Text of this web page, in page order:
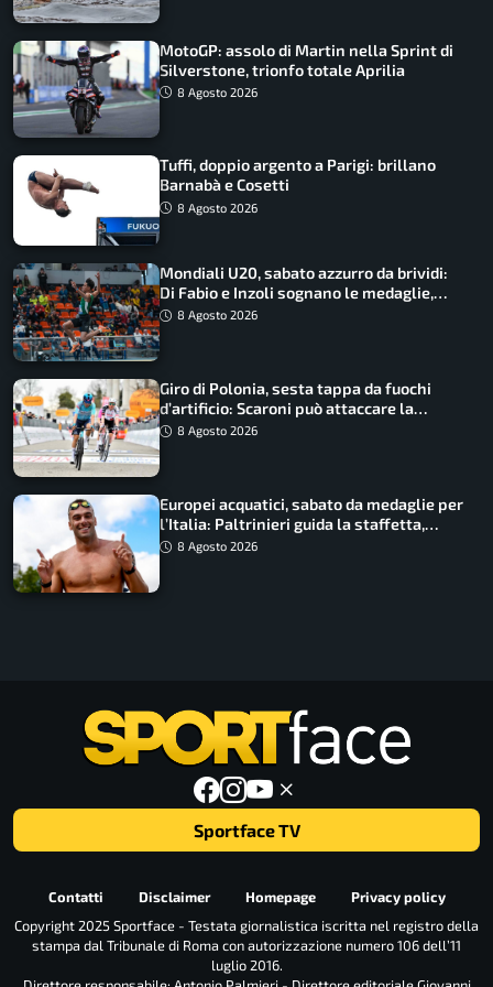
MotoGP: assolo di Martin nella Sprint di
Silverstone, trionfo totale Aprilia
8 Agosto 2026
Tuffi, doppio argento a Parigi: brillano
Barnabà e Cosetti
8 Agosto 2026
Mondiali U20, sabato azzurro da brividi:
Di Fabio e Inzoli sognano le medaglie,
Castellani e Succo in finale
8 Agosto 2026
Giro di Polonia, sesta tappa da fuochi
d’artificio: Scaroni può attaccare la
maglia di Lemmen
8 Agosto 2026
Europei acquatici, sabato da medaglie per
l’Italia: Paltrinieri guida la staffetta,
Barnabà sogna l’oro dalle grandi altezze
8 Agosto 2026
Sportface TV
Contatti Disclaimer Homepage
Privacy policy
Copyright 2025 Sportface - Testata giornalistica iscritta nel registro della
stampa dal Tribunale di Roma con autorizzazione numero 106 dell’11
luglio 2016.